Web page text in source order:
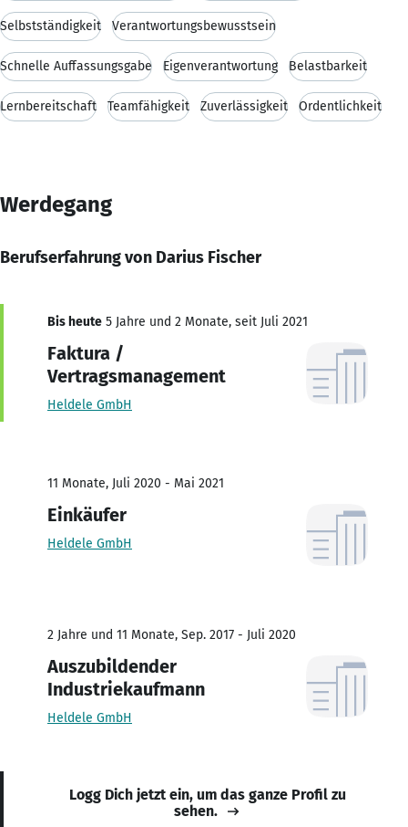
Selbstständigkeit Verantwortungsbewusstsein
Schnelle Auffassungsgabe Eigenverantwortung Belastbarkeit
Lernbereitschaft Teamfähigkeit Zuverlässigkeit Ordentlichkeit
Werdegang
Berufserfahrung von Darius Fischer
Bis heute 5 Jahre und 2 Monate, seit Juli 2021
Faktura /
Vertragsmanagement
Heldele GmbH
11 Monate, Juli 2020 - Mai 2021
Einkäufer
Heldele GmbH
2 Jahre und 11 Monate, Sep. 2017 - Juli 2020
Auszubildender
Industriekaufmann
Heldele GmbH
Logg Dich jetzt ein, um das ganze Profil zu
sehen.